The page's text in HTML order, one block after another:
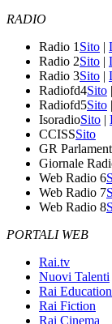
RADIO
Radio 1 Sito |
Radio 2Sito |
Radio 3Sito |
Radiofd4Sito |
Radiofd5Sito |
IsoradioSito |
CCISSSito
GR
Giornale
Web Radio 6
Web Radio 7
Web Radio 8
PORTALI WEB
Rai.tv
Nuovi Talenti
Rai
Rai Fiction
Rai Cinema